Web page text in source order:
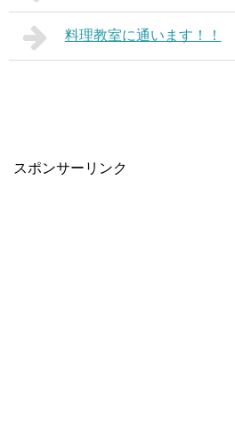
料理教室に通います！！
スポンサーリンク